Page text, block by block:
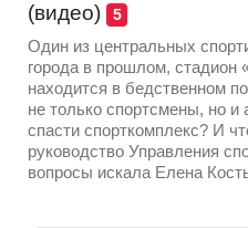
(видео)
5
Один из центральных
города в прошлом, стадион
находится в бедственном
не только спортсмены, но
спасти спорткомплекс? И
руководство Управления
вопросы искала Елена